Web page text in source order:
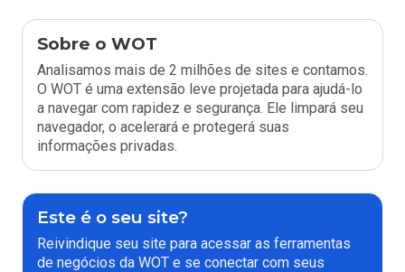
Sobre o WOT
Analisamos mais de 2 milhões de sites e contamos.
O WOT é uma extensão leve projetada para ajudá-lo
a navegar com rapidez e segurança. Ele limpará seu
navegador, o acelerará e protegerá suas
informações privadas.
Este é o seu site?
Reivindique seu site para acessar as ferramentas
de negócios da WOT e se conectar com seus